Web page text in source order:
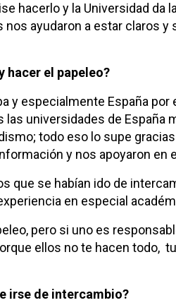
hacerlo y la Universidad da
ayudaron a estar claros
hacer el papeleo?
y especialmente España
universidades de España
todo eso lo supe
y nos apoyaron en
que se habían ido de
en especial
pero si uno es
ellos no te hacen todo,
irse de intercambio?